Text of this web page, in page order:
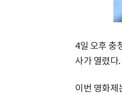
4일 오후 충
사가 열렸다.
이번 영화제